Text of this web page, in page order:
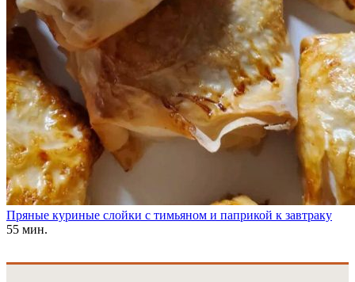
Пряные куриные слойки с тимьяном и паприкой к завтраку
55 мин.